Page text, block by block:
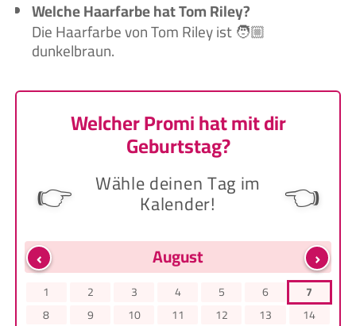
Welche Haarfarbe hat Tom Riley?
Die Haarfarbe von Tom Riley ist 🧑🏼‍
dunkelbraun.
Welcher Promi hat mit dir
Geburtstag?
👉 Wähle deinen Tag im
Kalender! 👈
‹ ›
August
1 2 3 4 5 6
7
8
9 10 11 12 13
14